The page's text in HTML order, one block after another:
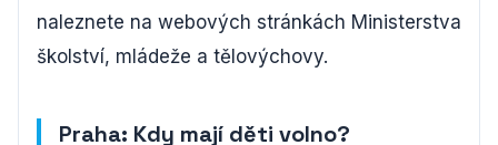
naleznete na webových stránkách Ministerstva
školství, mládeže a tělovýchovy.
Praha: Kdy mají děti volno?